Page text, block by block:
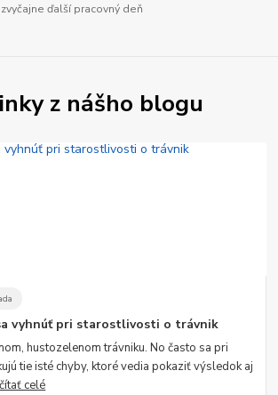
ďalší pracovný deň
z nášho blogu
vyhnúť pri starostlivosti o trávnik
hustozelenom trávniku. No často sa pri
tie isté chyby, ktoré vedia pokaziť výsledok aj
čítať celé